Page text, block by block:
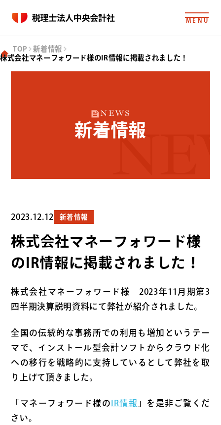
MENU
TOP
新着情報
株式会社マネーフォワード様のIR情報に掲載されました！
NEWS
新着情報
2023.12.12 新着情報
株式会社マネーフォワード様
のIR情報に掲載されました！
株式会社マネーフォワード様 2023年11月期第3
四半期決算説明資料にて弊社が紹介されました。
全国の伝統的な事務所での利用も増加というテー
マで、インストール型会計ソフトからクラウド化
への移行を戦略的に支持しているとして弊社を取
り上げて頂きました。
「マネーフォワード様の IR情報 」を是非ご覧くだ
さい。